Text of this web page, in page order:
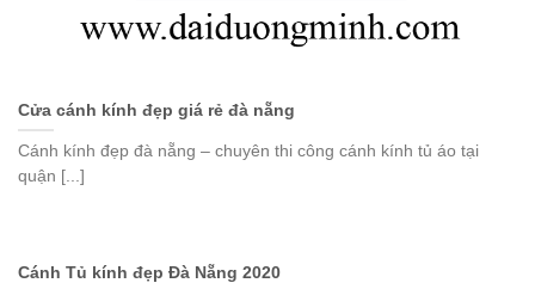
Cửa cánh kính đẹp giá rẻ đà nẵng
Cánh kính đẹp đà nẵng – chuyên thi công cánh kính tủ áo tại
quận [...]
Cánh Tủ kính đẹp Đà Nẵng 2020